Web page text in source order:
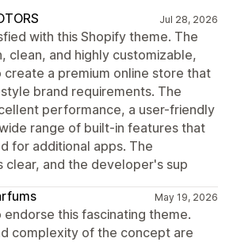
Jul 28, 2026
with this Shopify theme. The
clean, and highly customizable,
create a premium online store that
brand requirements. The
performance, a user-friendly
range of built-in features that
for additional apps. The
clear, and the developer's sup
May 19, 2026
this fascinating theme.
complexity of the concept are